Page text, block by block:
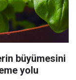
büyümesini
yolu